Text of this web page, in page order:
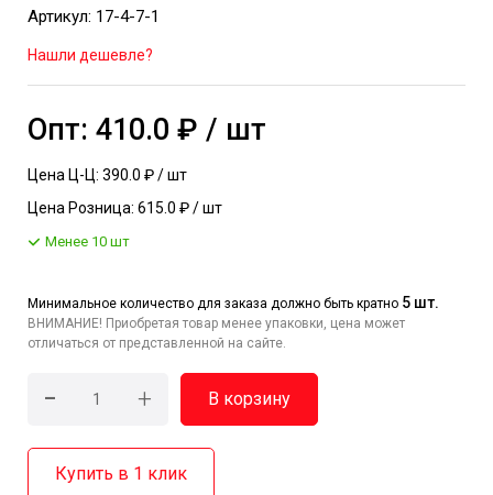
Артикул: 17-4-7-1
Нашли дешевле?
Опт: 410.0 ₽ / шт
Цена Ц-Ц: 390.0 ₽ / шт
Цена Розница: 615.0 ₽ / шт
Менее 10 шт
Минимальное количество для заказа должно быть кратно 5 шт.
ВНИМАНИЕ! Приобретая товар менее упаковки, цена может
отличаться от представленной на сайте.
- + В корзину
Купить в 1 клик